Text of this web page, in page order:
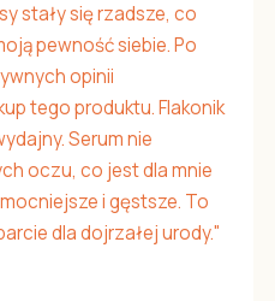
stały się rzadsze, co
pewność siebie. Po
opinii
tego produktu. Flakonik
Serum nie
oczu, co jest dla mnie
i gęstsze. To
dla dojrzałej urody."